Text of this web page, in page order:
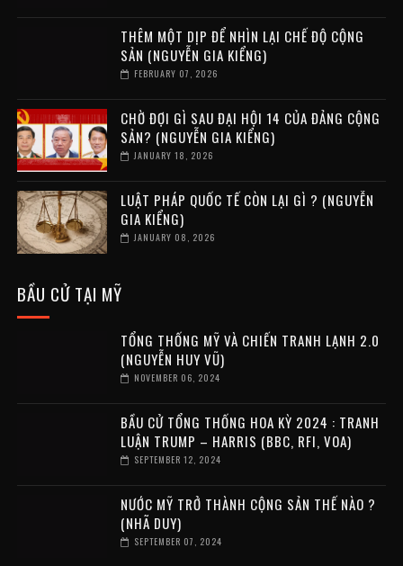
THÊM MỘT DỊP ĐỂ NHÌN LẠI CHẾ ĐỘ CỘNG
SẢN (NGUYỄN GIA KIỂNG)
FEBRUARY 07, 2026
CHỜ ĐỢI GÌ SAU ĐẠI HỘI 14 CỦA ĐẢNG CỘNG
SẢN? (NGUYỄN GIA KIỂNG)
JANUARY 18, 2026
LUẬT PHÁP QUỐC TẾ CÒN LẠI GÌ ? (NGUYỄN
GIA KIỂNG)
JANUARY 08, 2026
BẦU CỬ TẠI MỸ
TỔNG THỐNG MỸ VÀ CHIẾN TRANH LẠNH 2.0
(NGUYỄN HUY VŨ)
NOVEMBER 06, 2024
BẦU CỬ TỔNG THỐNG HOA KỲ 2024 : TRANH
LUẬN TRUMP – HARRIS (BBC, RFI, VOA)
SEPTEMBER 12, 2024
NƯỚC MỸ TRỞ THÀNH CỘNG SẢN THẾ NÀO ?
(NHÃ DUY)
SEPTEMBER 07, 2024